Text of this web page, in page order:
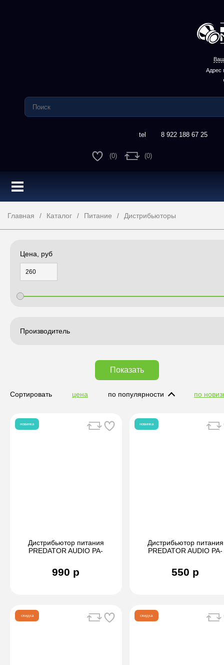
Адрес
8 922 188 67 25
(0) (0)
Главная Каталог Питание Дистрибьюторы
Цена, руб
Производитель
Показать
Сортировать цена по популярности по
Дистрибьютор питания
PREDATOR AUDIO PA-
990 р
новинка
Дистрибьютор питания
PREDATOR AUDIO PA-
550 р
новинка
скидка скидка